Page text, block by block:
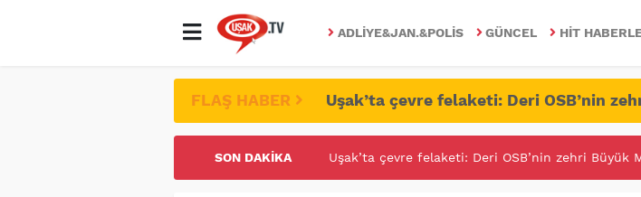
ADLIYE&JAN.&POLIS GÜNCEL HIT
FLAŞ HABER Uşak’ta çevre felaketi: Deri OSB’nin
SON DAKIKA UŞAK ÜNİVERİTESİNDE FETÖ/PDY İLE YALANDAN